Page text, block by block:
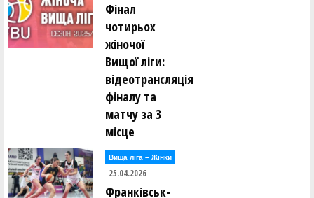
Фінал
чотирьох
жіночої
Вищої ліги:
відеотрансляція
фіналу та
матчу за 3
місце
Вища лiга – Жiнки
25.04.2026
Франківськ-